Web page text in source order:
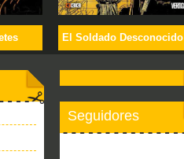
El Soldado Desconocido
Seguidores